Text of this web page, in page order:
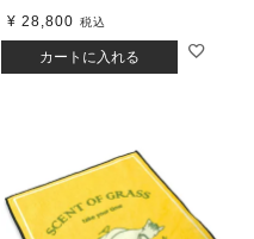
¥ 28,800 税込
カートに入れる